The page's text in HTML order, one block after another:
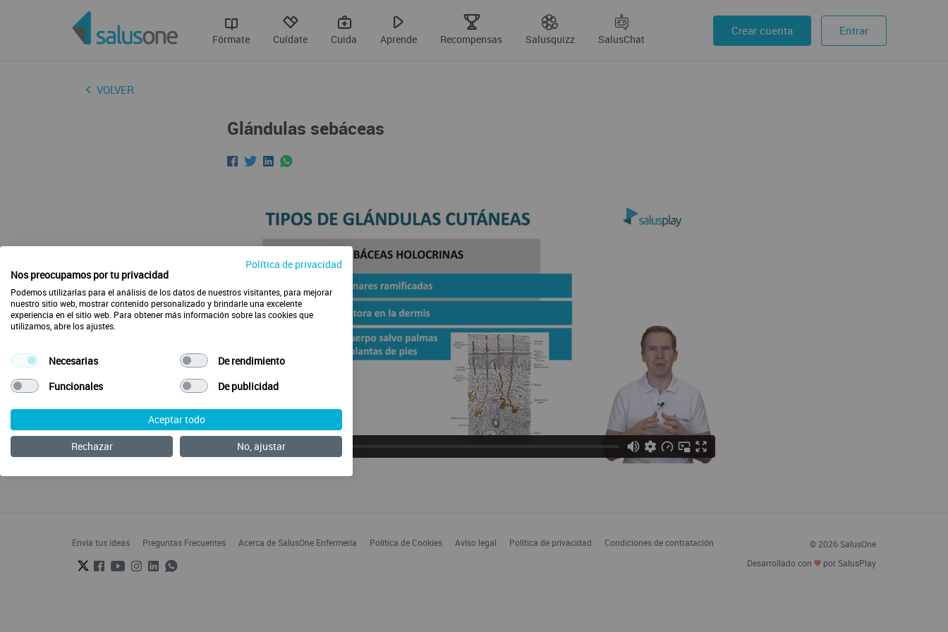
Fórmate Cuídate Cuida Aprende Recompensas Salusquizz SalusChat
Crear cuenta Entrar
VOLVER
Glándulas sebáceas
Envía tus ideas Preguntas Frecuentes Acerca de SalusOne Enfermería Política de Cookies Aviso legal Política de privacidad Condiciones de contratación
© 2026 SalusOne
Desarrollado con
por SalusPlay
Política de privacidad
Nos preocupamos por tu privacidad
Podemos utilizarlas para el análisis de los datos de nuestros visitantes, para mejorar
nuestro sitio web, mostrar contenido personalizado y brindarle una excelente
experiencia en el sitio web. Para obtener más información sobre las cookies que
utilizamos, abre los ajustes.
Necesarias
De rendimiento
Funcionales
De publicidad
Aceptar todo
Rechazar
No, ajustar